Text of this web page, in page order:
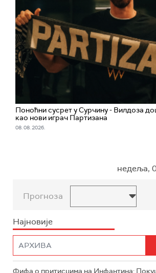
Поноћни сусрет у Сурчину - Вилдоза
као нови играч Партизана
08. 08. 2026.
недеља,
Прогноза
Најновије